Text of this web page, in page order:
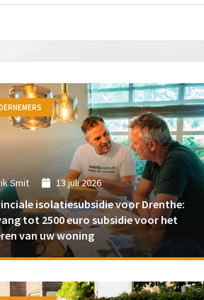
Smit 13 juli 2026
isolatiesubsidie voor Drenthe:
tot 2500 euro subsidie voor het
van uw woning